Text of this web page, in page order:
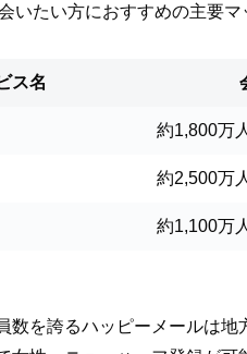
いたい方におすすめの主要
ス名
約1,800万人
約2,500万人
約1,100万人
数を誇るハッピーメールは地